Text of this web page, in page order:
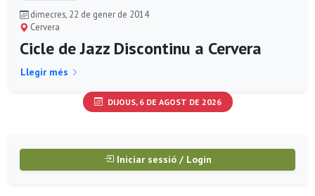
dimecres, 22 de gener de 2014
Cervera
Cicle de Jazz Discontinu a Cervera
Llegir més
DIJOUS, 6 DE AGOST DE 2026
Iniciar sessió / Login